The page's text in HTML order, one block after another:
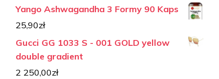
Yango Ashwagandha 3 Formy 90 Kaps
25,90zł
Gucci GG 1033 S - 001 GOLD yellow
double gradient
2 250,00zł